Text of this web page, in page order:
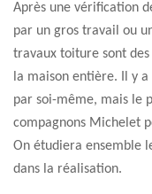
Après une vérification
par un gros travail ou
travaux toiture sont
la maison entière. Il y
par soi-même, mais le
compagnons Michelet
On étudiera ensemble
dans la réalisation.